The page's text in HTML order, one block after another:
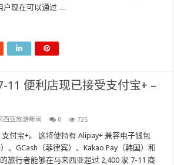
户现在可以通过 …
11 便利店现已接受支付宝+ –
西亚旅游新闻 0 725
付宝+。 这将使持有 Alipay+ 兼容电子钱包
）、GCash（菲律宾）、Kakao Pay（韩国）和
旅行者能够在马来西亚超过 2,400 家 7-11 商